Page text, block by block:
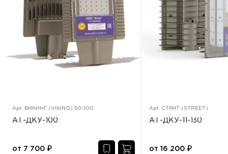
Арт. ВИКИНГ (VIKING) 50-100
АТ-ДКУ-100
от 7 700 ₽
Арт. СТРИТ (STREET)
АТ-ДКУ-11-130
от 16 200 ₽